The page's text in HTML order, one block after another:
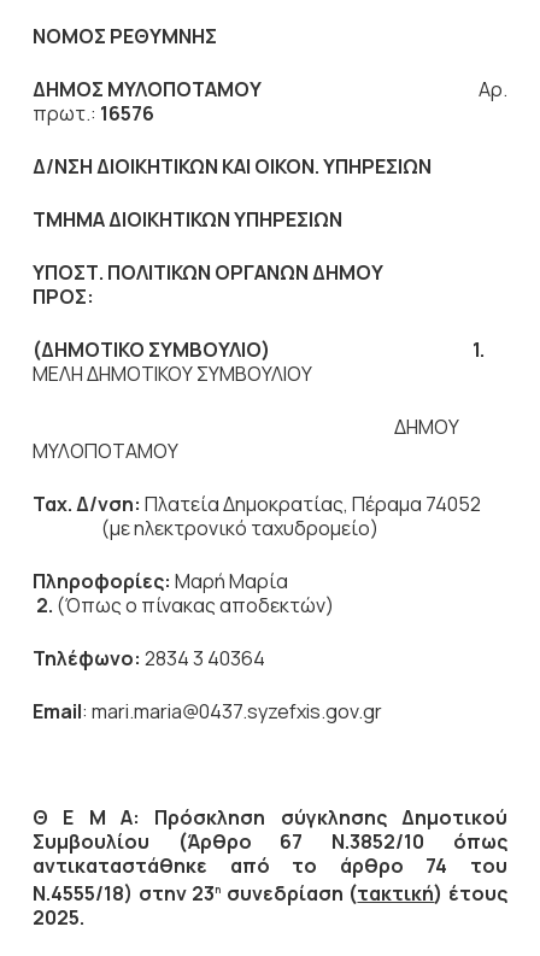
ΝΟΜΟΣ ΡΕΘΥΜΝΗΣ
ΔΗΜΟΣ ΜΥΛΟΠΟΤΑΜΟΥ Αρ.
πρωτ.: 16576
Δ/ΝΣΗ ΔΙΟΙΚΗΤΙΚΩΝ ΚΑΙ ΟΙΚΟΝ. ΥΠΗΡΕΣΙΩΝ
ΤΜΗΜΑ ΔΙΟΙΚΗΤΙΚΩΝ ΥΠΗΡΕΣΙΩΝ
ΥΠΟΣΤ. ΠΟΛΙΤΙΚΩΝ ΟΡΓΑΝΩΝ ΔΗΜΟΥ
ΠΡΟΣ:
(ΔΗΜΟΤΙΚΟ ΣΥΜΒΟΥΛΙΟ) 1.
ΜΕΛΗ ΔΗΜΟΤΙΚΟΥ ΣΥΜΒΟΥΛΙΟΥ
ΔΗΜΟΥ
ΜΥΛΟΠΟΤΑΜΟΥ
Ταχ. Δ/νση: Πλατεία Δημοκρατίας, Πέραμα 74052
(με ηλεκτρονικό ταχυδρομείο)
Πληροφορίες: Μαρή Μαρία
2. (Όπως ο πίνακας αποδεκτών)
Τηλέφωνο: 2834 3 40364
Email: mari.maria@0437.syzefxis.gov.gr
Θ Ε Μ Α: Πρόσκληση σύγκλησης Δημοτικού
Συμβουλίου (Άρθρο 67 Ν.3852/10 όπως
αντικαταστάθηκε από το άρθρο 74 του
Ν.4555/18) στην 23η συνεδρίαση (τακτική) έτους
2025.